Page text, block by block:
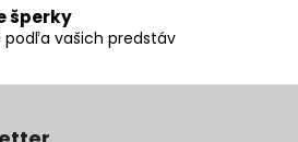
u
šperky
vašich predstáv